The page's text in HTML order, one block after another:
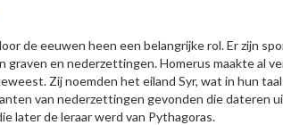
de eeuwen heen een belangrijke rol. Er zijn
graven en nederzettingen. Homerus maakte al
Zij noemden het eiland Syr, wat in hun
van nederzettingen gevonden die dateren
later de leraar werd van Pythagoras.